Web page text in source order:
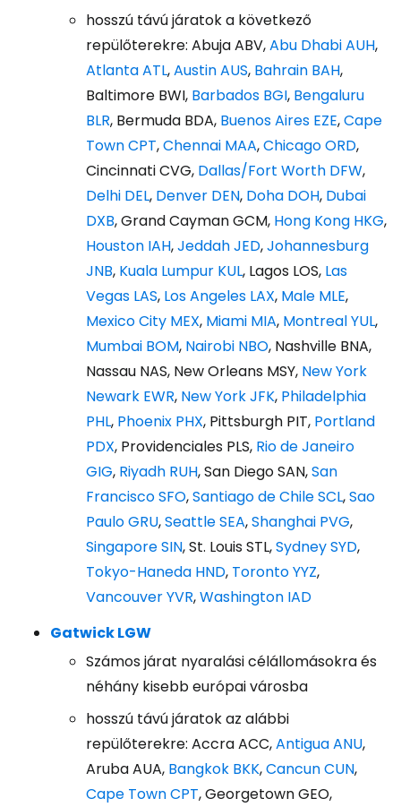
hosszú távú járatok a következő
repülőterekre: Abuja ABV,Abu Dhabi AUH,
Atlanta ATL,Austin AUS, Bahrain BAH,
Baltimore BWI, Barbados BGI, Bengaluru
BLR, Bermuda BDA, Buenos Aires EZE,Cape
Town CPT,Chennai MAA,Chicago ORD,
Cincinnati CVG, Dallas/Fort Worth DFW,
Delhi DEL, Denver DEN, Doha DOH, Dubai
DXB, Grand Cayman GCM, Hong Kong HKG,
Houston IAH,Jeddah JED,Johannesburg
JNB, Kuala Lumpur KUL, Lagos LOS, Las
Vegas LAS, Los Angeles LAX, Male MLE,
Mexico City MEX, Miami MIA, Montreal YUL,
Mumbai BOM, Nairobi NBO, Nashville BNA,
Nassau NAS, New Orleans MSY, New York
Newark EWR, New York JFK, Philadelphia
PHL, Phoenix PHX, Pittsburgh PIT, Portland
PDX, Providenciales PLS, Rio de Janeiro
GIG, Riyadh RUH, San Diego SAN,San
Francisco SFO,Santiago de Chile SCL,Sao
Paulo GRU,Seattle SEA,Shanghai PVG,
Singapore SIN, St. Louis STL,Sydney SYD,
Tokyo-Haneda HND, Toronto YYZ,
Vancouver YVR,Washington IAD
Gatwick LGW
Számos járat nyaralási célállomásokra és
néhány kisebb európai városba
hosszú távú járatok az alábbi
repülőterekre: Accra ACC,Antigua ANU,
Aruba AUA, Bangkok BKK,Cancun CUN,
Cape Town CPT, Georgetown GEO,